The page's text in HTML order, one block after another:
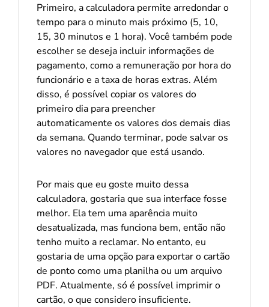
Primeiro, a calculadora permite arredondar o
tempo para o minuto mais próximo (5, 10,
15, 30 minutos e 1 hora). Você também pode
escolher se deseja incluir informações de
pagamento, como a remuneração por hora do
funcionário e a taxa de horas extras. Além
disso, é possível copiar os valores do
primeiro dia para preencher
automaticamente os valores dos demais dias
da semana. Quando terminar, pode salvar os
valores no navegador que está usando.
Por mais que eu goste muito dessa
calculadora, gostaria que sua interface fosse
melhor. Ela tem uma aparência muito
desatualizada, mas funciona bem, então não
tenho muito a reclamar. No entanto, eu
gostaria de uma opção para exportar o cartão
de ponto como uma planilha ou um arquivo
PDF. Atualmente, só é possível imprimir o
cartão, o que considero insuficiente.